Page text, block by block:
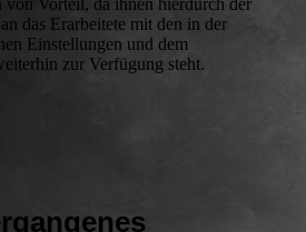
von Vorteil, da ihnen hierdurch der
das Erarbeitete mit den in der
Einstellungen und dem
zur Verfügung steht.